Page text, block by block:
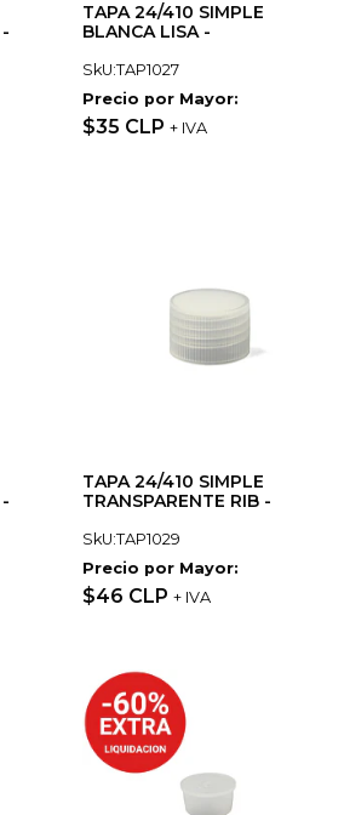
TAPA 24/410 SIMPLE
BLANCA LISA -
SkU:TAP1027
Precio por Mayor:
$35 CLP + IVA
TAPA 24/410 SIMPLE
TRANSPARENTE RIB -
SkU:TAP1029
Precio por Mayor:
$46 CLP + IVA